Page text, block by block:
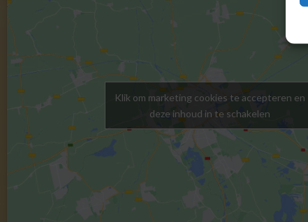
Klik om marketing cookies te accepteren en
deze inhoud in te schakelen